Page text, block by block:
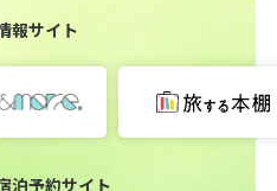
報サイト
泊予約サイト